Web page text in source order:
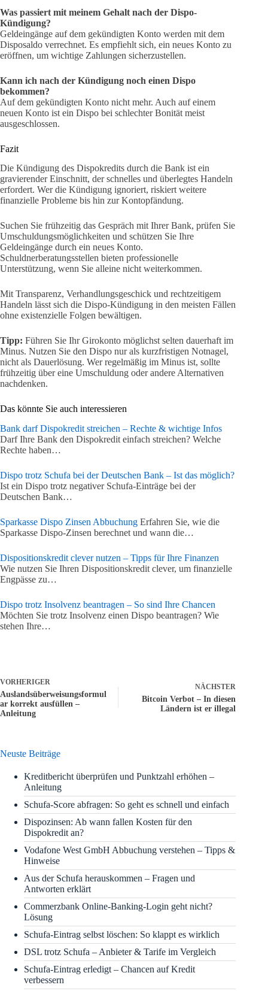
Was passiert mit meinem Gehalt nach der Dispo-
Kündigung?
Geldeingänge auf dem gekündigten Konto werden mit dem
Disposaldo verrechnet. Es empfiehlt sich, ein neues Konto zu
eröffnen, um wichtige Zahlungen sicherzustellen.
Kann ich nach der Kündigung noch einen Dispo
bekommen?
Auf dem gekündigten Konto nicht mehr. Auch auf einem
neuen Konto ist ein Dispo bei schlechter Bonität meist
ausgeschlossen.
Fazit
Die Kündigung des Dispokredits durch die Bank ist ein
gravierender Einschnitt, der schnelles und überlegtes Handeln
erfordert. Wer die Kündigung ignoriert, riskiert weitere
finanzielle Probleme bis hin zur Kontopfändung.
Suchen Sie frühzeitig das Gespräch mit Ihrer Bank, prüfen Sie
Umschuldungsmöglichkeiten und schützen Sie Ihre
Geldeingänge durch ein neues Konto.
Schuldnerberatungsstellen bieten professionelle
Unterstützung, wenn Sie alleine nicht weiterkommen.
Mit Transparenz, Verhandlungsgeschick und rechtzeitigem
Handeln lässt sich die Dispo-Kündigung in den meisten Fällen
ohne existenzielle Folgen bewältigen.
Tipp: Führen Sie Ihr Girokonto möglichst selten dauerhaft im
Minus. Nutzen Sie den Dispo nur als kurzfristigen Notnagel,
nicht als Dauerlösung. Wer regelmäßig im Minus ist, sollte
frühzeitig über eine Umschuldung oder andere Alternativen
nachdenken.
Das könnte Sie auch interessieren
Bank darf Dispokredit streichen – Rechte & wichtige Infos
Darf Ihre Bank den Dispokredit einfach streichen? Welche
Rechte haben…
Dispo trotz Schufa bei der Deutschen Bank – Ist das möglich?
Ist ein Dispo trotz negativer Schufa-Einträge bei der
Deutschen Bank…
Sparkasse Dispo Zinsen Abbuchung Erfahren Sie, wie die
Sparkasse Dispo-Zinsen berechnet und wann die…
Dispositionskredit clever nutzen – Tipps für Ihre Finanzen
Wie nutzen Sie Ihren Dispositionskredit clever, um finanzielle
Engpässe zu…
Dispo trotz Insolvenz beantragen – So sind Ihre Chancen
Möchten Sie trotz Insolvenz einen Dispo beantragen? Wie
stehen Ihre…
VORHERIGER
Auslandsüberweisungsformul
ar korrekt ausfüllen –
Anleitung
NÄCHSTER
Bitcoin Verbot – In diesen
Ländern ist er illegal
Neuste Beiträge
Kreditbericht überprüfen und Punktzahl erhöhen –
Anleitung
Schufa-Score abfragen: So geht es schnell und einfach
Dispozinsen: Ab wann fallen Kosten für den
Dispokredit an?
Vodafone West GmbH Abbuchung verstehen – Tipps &
Hinweise
Aus der Schufa herauskommen – Fragen und
Antworten erklärt
Commerzbank Online-Banking-Login geht nicht?
Lösung
Schufa-Eintrag selbst löschen: So klappt es wirklich
DSL trotz Schufa – Anbieter & Tarife im Vergleich
Schufa-Eintrag erledigt – Chancen auf Kredit
verbessern